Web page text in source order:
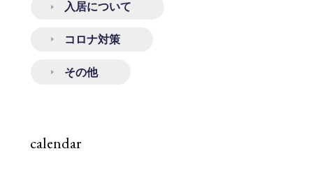
入居について
コロナ対策
その他
calendar